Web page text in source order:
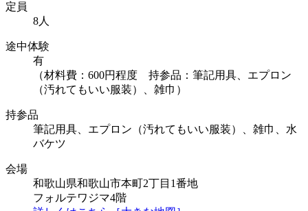
定員
8人
途中体験
有
（材料費：600円程度 持参品：筆記用具、エプロン
（汚れてもいい服装）、雑巾）
持参品
筆記用具、エプロン（汚れてもいい服装）、雑巾、水
バケツ
会場
和歌山県和歌山市本町2丁目1番地
フォルテワジマ4階